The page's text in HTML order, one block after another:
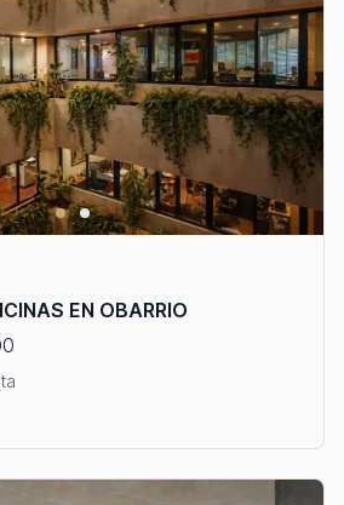
EN OBARRIO
DE OFICINAS EN OBARRIO